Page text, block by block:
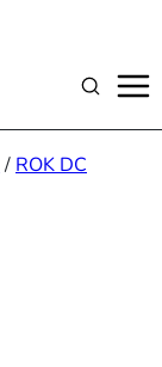
Suchen
/ ROK DC